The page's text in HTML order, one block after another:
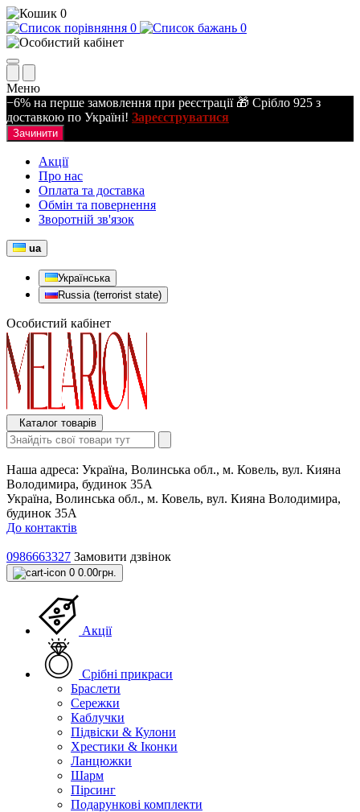
0
0
0
Меню
−6% на перше замовлення при реєстрації 🎁 Срібло 925 з
доставкою по Україні! Зареєструватися
Зачинити
Акції
Про нас
Оплата та доставка
Обмін та повернення
Зворотній зв'язок
ua
Українська
Russia (terrorist state)
Особистий кабінет
Каталог товарів
Наша адреса: Україна, Волинська обл., м. Ковель, вул. Кияна
Володимира, будинок 35А
Україна, Волинська обл., м. Ковель, вул. Кияна Володимира,
будинок 35А
До контактів
0986663327 Замовити дзвінок
0 0.00грн.
Акції
Срібні прикраси
Браслети
Сережки
Каблучки
Підвіски & Кулони
Хрестики & Іконки
Ланцюжки
Шарм
Пірсинг
Подарункові комплекти